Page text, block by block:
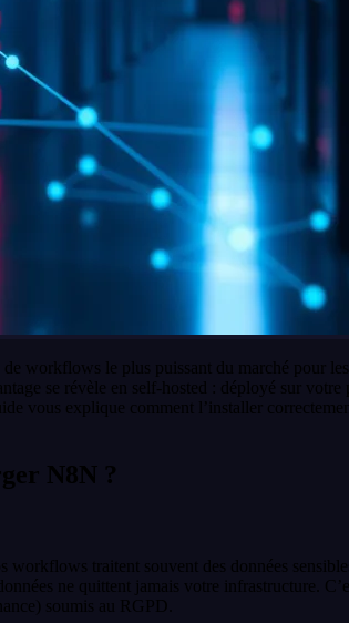
de workflows le plus puissant du marché pour
se révèle en self-hosted : déployé sur
vous explique comment l’installer
N8N ?
workflows traitent souvent des données
ne quittent jamais votre infrastructure.
soumis au RGPD.